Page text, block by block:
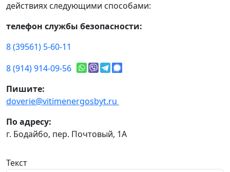
действиях следующими способами:
телефон службы безопасности:
8 (39561) 5-60-11
8 (914) 914-09-56
Пишите:
doverie@vitimenergosbyt.ru
По адресу:
г. Бодайбо, пер. Почтовый, 1А
Текст